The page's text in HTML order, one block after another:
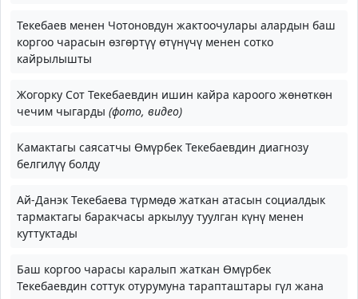
Текебаев менен Чотоновдун жактоочулары алардын баш
коргоо чарасын өзгөртүү өтүнүчү менен сотко
кайрылышты
Жогорку Сот Текебаевдин ишин кайра кароого жөнөткөн
чечим чыгарды (фото, видео)
Камактагы саясатчы Өмүрбек Текебаевдин диагнозу
белгилүү болду
Ай-Данэк Текебаева түрмөдө жаткан атасын социалдык
тармактагы баракчасы аркылуу туулган күнү менен
куттуктады
Баш коргоо чарасы каралып жаткан Өмүрбек
Текебаевдин соттук отурумуна тарапташтары гүл жана